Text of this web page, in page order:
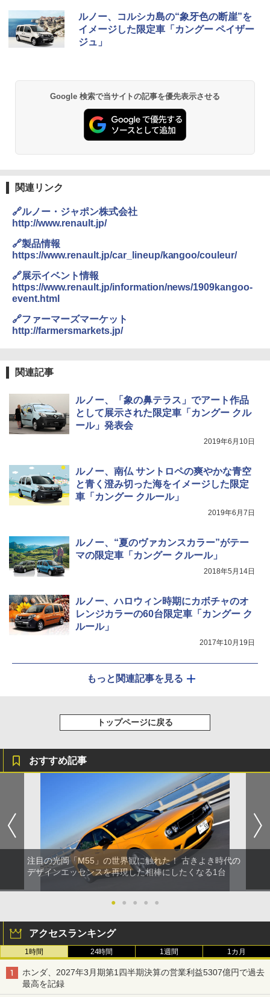
ルノー、コルシカ島の“象牙色の断崖”を
イメージした限定車「カングー ペイザー
ジュ」
Google 検索で当サイトの記事を優先表示させる
関連リンク
🔗ルノー・ジャポン株式会社
http://www.renault.jp/
🔗製品情報
https://www.renault.jp/car_lineup/kangoo/couleur/
🔗展示イベント情報
https://www.renault.jp/information/news/1909kangoo-
event.html
🔗ファーマーズマーケット
http://farmersmarkets.jp/
関連記事
ルノー、「象の鼻テラス」でアート作品
として展示された限定車「カングー クル
ール」発表会
2019年6月10日
ルノー、南仏 サントロペの爽やかな青空
と青く澄み切った海をイメージした限定
車「カングー クルール」
2019年6月7日
ルノー、“夏のヴァカンスカラー”がテー
マの限定車「カングー クルール」
2018年5月14日
ルノー、ハロウィン時期にカボチャのオ
レンジカラーの60台限定車「カングー ク
ルール」
2017年10月19日
もっと関連記事を見る
トップページに戻る
おすすめ記事
注目の光岡「M55」の世界観に触れた！ 古きよき時代の
デザインエッセンスを再現した相棒にしたくなる1台
● ● ● ● ●
アクセスランキング
1時間 24時間 1週間 1カ月
ホンダ、2027年3月期第1四半期決算の営業利益5307億円で過去
最高を記録